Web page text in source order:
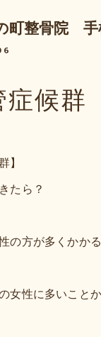
町整骨院
症候
】
たら？
の方が多くかか
女性に多いこと